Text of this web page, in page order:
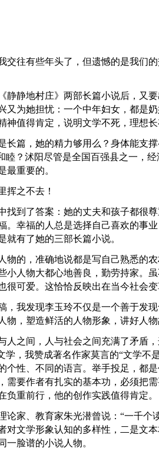
交往有些年头了，但遗憾的是我们
静静地村庄》两部长篇小说后，又
又为她担忧：一个中年妇女，都是
神值得肯定，说明文学不死，理想
长篇，她的精力够用么？身体能支
睦？沭阳尽管是全国百强县之一，
最重要的。
挥之不去！
找到了答案：她的丈夫和孩子都很
。幸福的人总是选择自己喜欢的事
就有了她的三部长篇小说。
物的，准确地说都是写自己熟悉的
小人物大都心地善良，勤劳持家。
很可爱。这恰恰反映出在当今社会
，我发现李玉玲不仅是一个善于发
物，塑造鲜活的人物形象，讲好人
人之间，人与社会之间充满了矛盾
学，我赞成著名作家莫言的“文学不
个性、不同的语言。举手投足，都
需要作者有扎实的基本功，必须把
负重前行，他的创作实践值得肯定。
论家、教育家朱光潜曾说：“一千个
对文学形象认知的多样性，二是文
一脸谱的小说人物。